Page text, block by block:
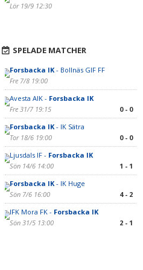
Lör 19/9 12:30
SPELADE MATCHER
Forsbacka IK- Bollnäs GIF FF
Fre 7/8 19:00
Avesta AIK - Forsbacka IK
Fre 31/7 19:15
0 - 0
Forsbacka IK- IK Sätra
Tor 18/6 19:00
0 - 0
Ljusdals IF - Forsbacka IK
Sön 14/6 14:00
1 - 1
Forsbacka IK- IK Huge
Sön 7/6 16:00
4 - 2
IFK Mora FK - Forsbacka IK
Sön 31/5 13:00
2 - 1